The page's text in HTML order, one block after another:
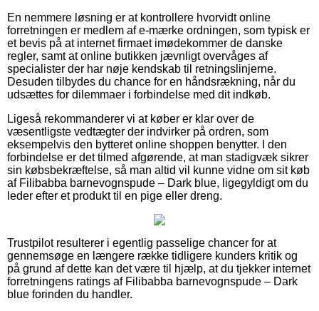
En nemmere løsning er at kontrollere hvorvidt online
forretningen er medlem af e-mærke ordningen, som typisk er
et bevis på at internet firmaet imødekommer de danske
regler, samt at online butikken jævnligt overvåges af
specialister der har nøje kendskab til retningslinjerne.
Desuden tilbydes du chance for en håndsrækning, når du
udsættes for dilemmaer i forbindelse med dit indkøb.
Ligeså rekommanderer vi at køber er klar over de
væsentligste vedtægter der indvirker på ordren, som
eksempelvis den bytteret online shoppen benytter. I den
forbindelse er det tilmed afgørende, at man stadigvæk sikrer
sin købsbekræftelse, så man altid vil kunne vidne om sit køb
af Filibabba barnevognspude – Dark blue, ligegyldigt om du
leder efter et produkt til en pige eller dreng.
Trustpilot resulterer i egentlig passelige chancer for at
gennemsøge en længere række tidligere kunders kritik og
på grund af dette kan det være til hjælp, at du tjekker internet
forretningens ratings af Filibabba barnevognspude – Dark
blue forinden du handler.